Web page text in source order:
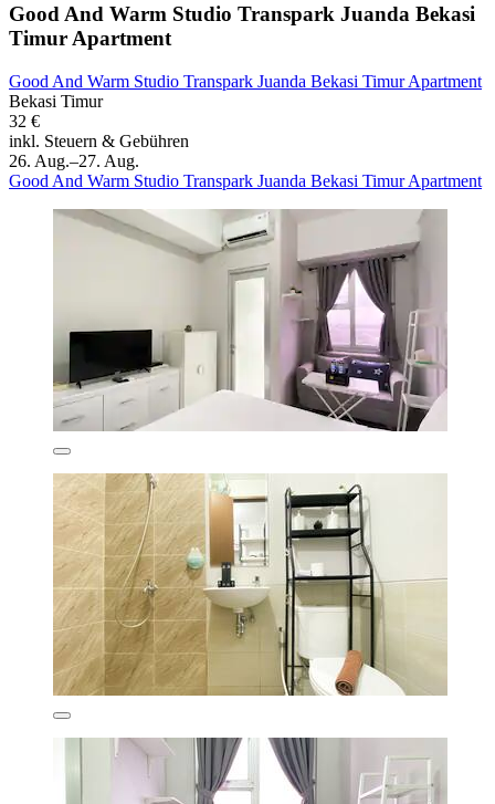
Good And Warm Studio Transpark Juanda Bekasi
Timur Apartment
Good And Warm Studio Transpark Juanda Bekasi Timur Apartment
Bekasi Timur
32 €
inkl. Steuern & Gebühren
26. Aug.–27. Aug.
Good And Warm Studio Transpark Juanda Bekasi Timur Apartment